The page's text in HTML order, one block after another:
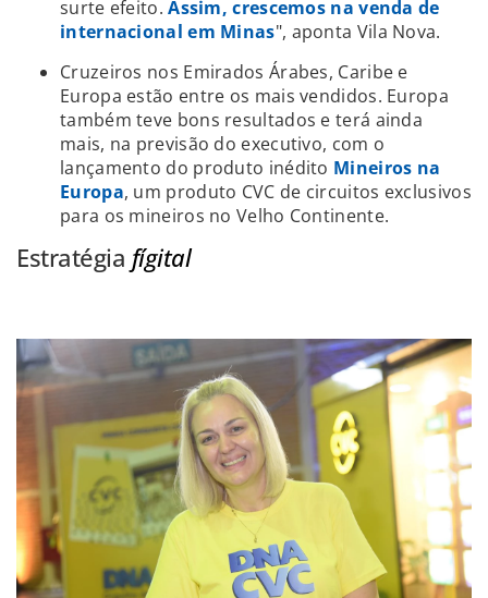
surte efeito.Assim, crescemos na venda de
internacional em Minas", aponta Vila Nova.
Cruzeiros nos Emirados Árabes, Caribe e
Europa estão entre os mais vendidos. Europa
também teve bons resultados e terá ainda
mais, na previsão do executivo, com o
lançamento do produto inédito Mineiros na
Europa, um produto CVC de circuitos exclusivos
para os mineiros no Velho Continente.
Estratégia fígital